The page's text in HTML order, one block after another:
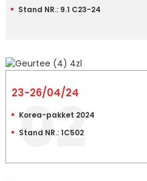
Stand NR.: 9.1 C23-24
23-26/04/24
Korea-pakket 2024
Stand NR.: 1C502
02